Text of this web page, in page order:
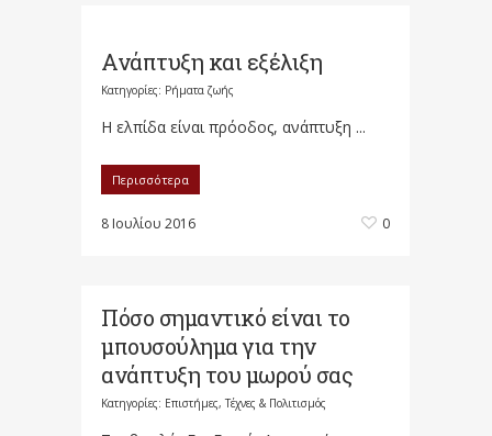
Ανάπτυξη και εξέλιξη
Κατηγορίες: Ρήματα ζωής
Η ελπίδα είναι πρόοδος, ανάπτυξη ...
Περισσότερα
8 Ιουλίου 2016 0
Πόσο σημαντικό είναι το
μπουσούλημα για την
ανάπτυξη του μωρού σας
Κατηγορίες: Επιστήμες, Τέχνες & Πολιτισμός